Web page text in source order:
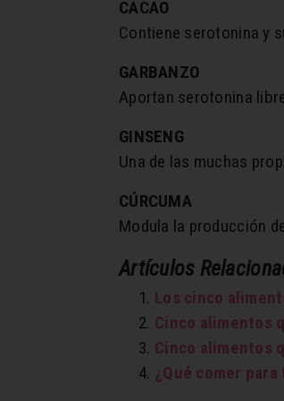
CACAO
Contiene serotonina y
GARBANZO
Aportan serotonina
GINSENG
Una de las muchas
CÚRCUMA
Modula la producción
Artículos
Los cinco
Cinco alimentos
Cinco alimentos
¿Qué comer